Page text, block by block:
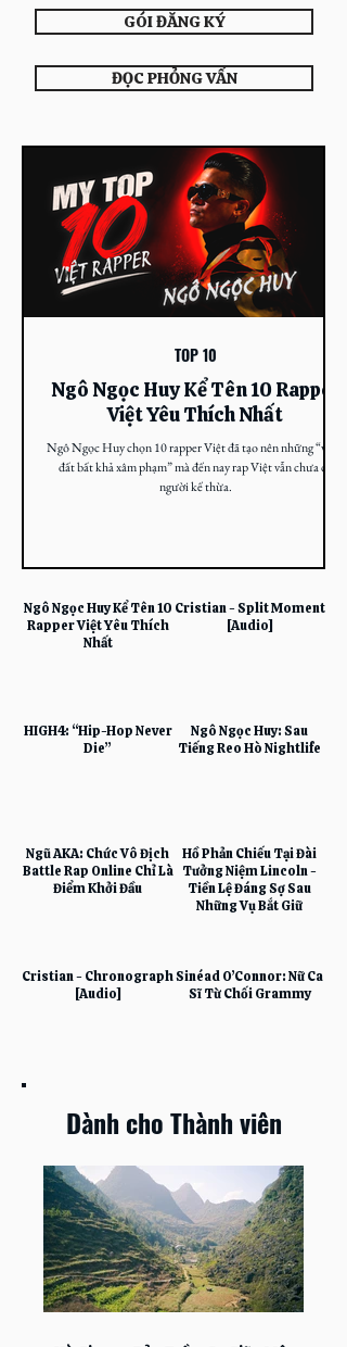
GÓI ĐĂNG KÝ
ĐỌC PHỎNG VẤN
Ngô Ngọc Huy Kể Tên 10 Rapper
Việt Yêu Thích Nhất
Ngô Ngọc Huy chọn 10 rapper Việt đã tạo nên những “vùng
đất bất khả xâm phạm” mà đến nay rap Việt vẫn chưa có
người kế thừa.
TOP 10
Ngô Ngọc Huy Kể Tên 10
Rapper Việt Yêu Thích
Nhất
Cristian - Split Moment
[Audio]
HIGH4: “Hip-Hop Never
Die”
Ngô Ngọc Huy: Sau
Tiếng Reo Hò Nightlife
Ngũ AKA: Chức Vô Địch
Battle Rap Online Chỉ Là
Điểm Khởi Đầu
Hồ Phản Chiếu Tại Đài
Tưởng Niệm Lincoln -
Tiền Lệ Đáng Sợ Sau
Những Vụ Bắt Giữ
Cristian - Chronograph
[Audio]
Sinéad O’Connor: Nữ Ca
Sĩ Từ Chối Grammy
Dành cho Thành viên